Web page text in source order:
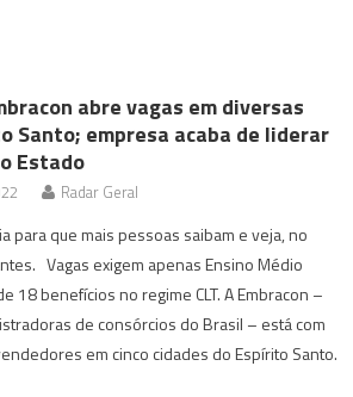
abre vagas em diversas
Santo; empresa acaba de liderar
Estado
Radar Geral
para que mais pessoas saibam e veja, no
Vagas exigem apenas Ensino Médio
18 benefícios no regime CLT. A Embracon –
de consórcios do Brasil – está com
em cinco cidades do Espírito Santo.